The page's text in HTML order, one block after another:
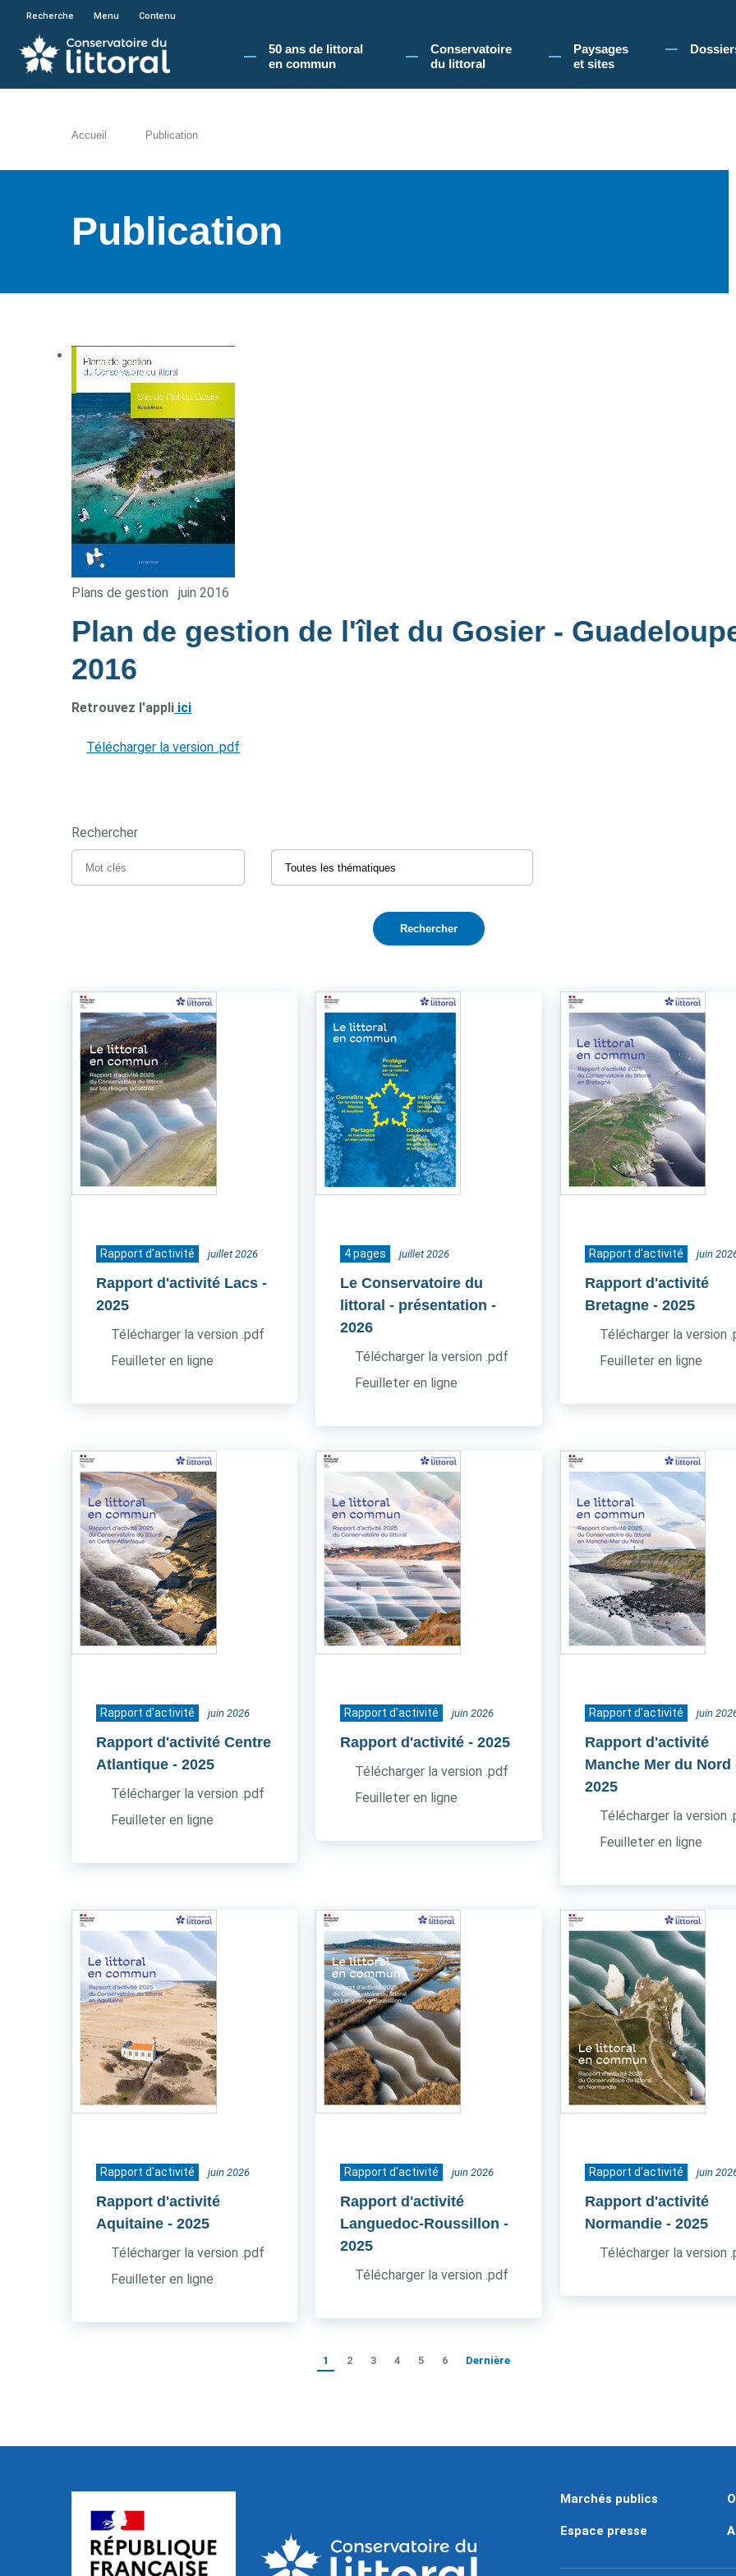
En poursuivant votre navigation sur le site du Conservatoire du littoral, vous acceptez l'utilisation de cookies pour vous
Recherche Menu Contenu
50 ans de littoral
en commun​
Conservatoire
du littoral
Paysages
et sites
Accueil Publication
Publication
Plans de gestion juin 2016
Plan de gestion de l'îlet du Gosier -
2016
Retrouvez l'appli ici
Télécharger la version .pdf
Rechercher
Rapport d'activité juillet 2026
Rapport d'activité Lacs -
2025
Télécharger la version .pdf
Feuilleter en ligne
4 pages juillet 2026
Le Conservatoire du
littoral - présentation -
2026
Télécharger la version .pdf
Feuilleter en ligne
Rapport d'activité juin
Rapport d'activité
Bretagne - 2025
Télécharger la version
Feuilleter en ligne
Rapport d'activité juin 2026
Rapport d'activité Centre
Atlantique - 2025
Télécharger la version .pdf
Feuilleter en ligne
Rapport d'activité juin 2026
Rapport d'activité - 2025
Télécharger la version .pdf
Feuilleter en ligne
Rapport d'activité juin
Rapport d'activité
Manche Mer du Nord
2025
Télécharger la version
Feuilleter en ligne
Rapport d'activité juin 2026
Rapport d'activité
Aquitaine - 2025
Télécharger la version .pdf
Feuilleter en ligne
Rapport d'activité juin 2026
Rapport d'activité
Languedoc-Roussillon -
2025
Télécharger la version .pdf
Rapport d'activité juin
Rapport d'activité
Normandie - 2025
Télécharger la version
1 2 3 4 5 6 Dernière
Marchés publics
Espace presse